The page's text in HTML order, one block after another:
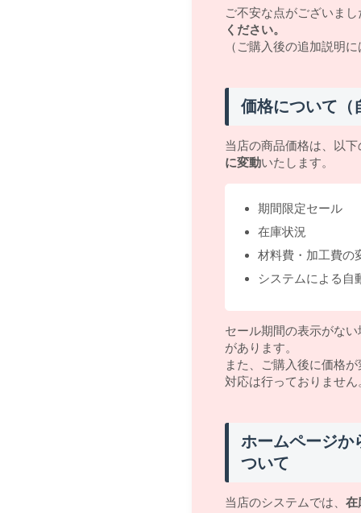
ご不安な点がございまし
ください。
（ご購入後の追加説明
価格について（
当店の商品価格は、以
に変動いたします。
期間限定セール
在庫状況
材料費・加工費の
システムによる自
セール期間の表示がな
があります。
また、ご購入後に価格
対応は行っておりません
ホームページか
ついて
当店のシステムでは、 在